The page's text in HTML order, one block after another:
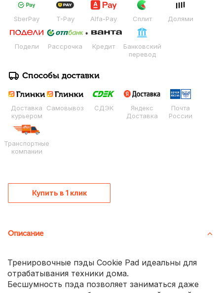
SberPay T-Pay Alfa-Pay Сплит Долями
Подели Рассрочка Кредит
Банковский
перевод
Способы доставки
Доставка
курьером
Самовывоз СДЭК
Яндекс
Доставка
Почта
России
Транспортные
компании
Купить в 1 клик
Описание
Тренировочные пэды Cookie Pad идеальны для
отрабатывания техники дома.
Бесшумность пэда позволяет заниматься даже